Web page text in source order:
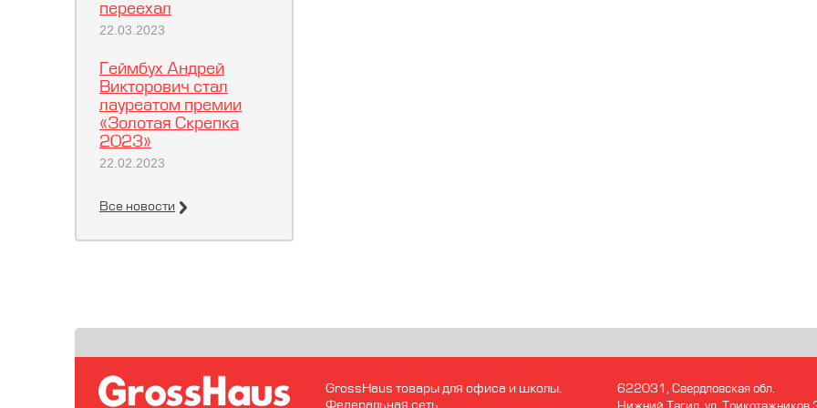
переехал
22.03.2023
Геймбух Андрей
Викторович стал
лауреатом премии
«Золотая Скрепка
2023»
22.02.2023
Все новости
GrossHaus товары для офиса и школы.
Федеральная сеть
622031, Свердловская обл.